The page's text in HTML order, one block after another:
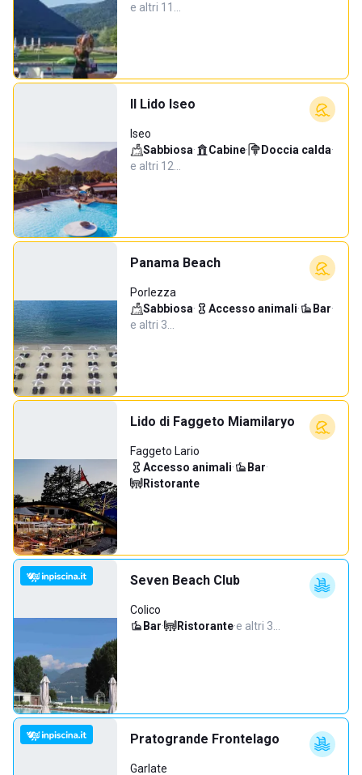
e altri 11…
Il Lido Iseo
Iseo
Sabbiosa· Cabine· Doccia calda·
e altri 12…
Panama Beach
Porlezza
Sabbiosa· Accesso animali· Bar·
e altri 3…
Lido di Faggeto Miamilaryo
Faggeto Lario
Accesso animali· Bar·
Ristorante
Seven Beach Club
Colico
Bar· Ristorante·e altri 3…
Pratogrande Frontelago
Garlate